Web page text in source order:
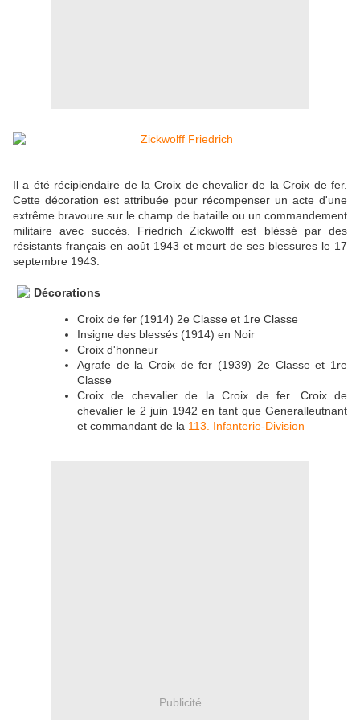
Il a été récipiendaire de la Croix de chevalier de la Croix de fer.
Cette décoration est attribuée pour récompenser un acte d'une
extrême bravoure sur le champ de bataille ou un commandement
militaire avec succès. Friedrich Zickwolff est bléssé par des
résistants français en août 1943 et meurt de ses blessures le 17
septembre 1943.
Décorations
Croix de fer (1914) 2e Classe et 1re Classe
Insigne des blessés (1914) en Noir
Croix d'honneur
Agrafe de la Croix de fer (1939) 2e Classe et 1re
Classe
Croix de chevalier de la Croix de fer. Croix de
chevalier le 2 juin 1942 en tant que Generalleutnant
et commandant de la 113. Infanterie-Division
Publicité